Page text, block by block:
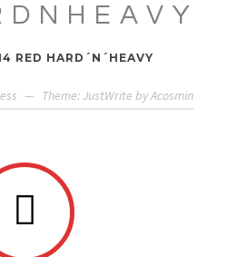
RED HARD´N´HEAVY
— Theme: JustWrite byAcosmin